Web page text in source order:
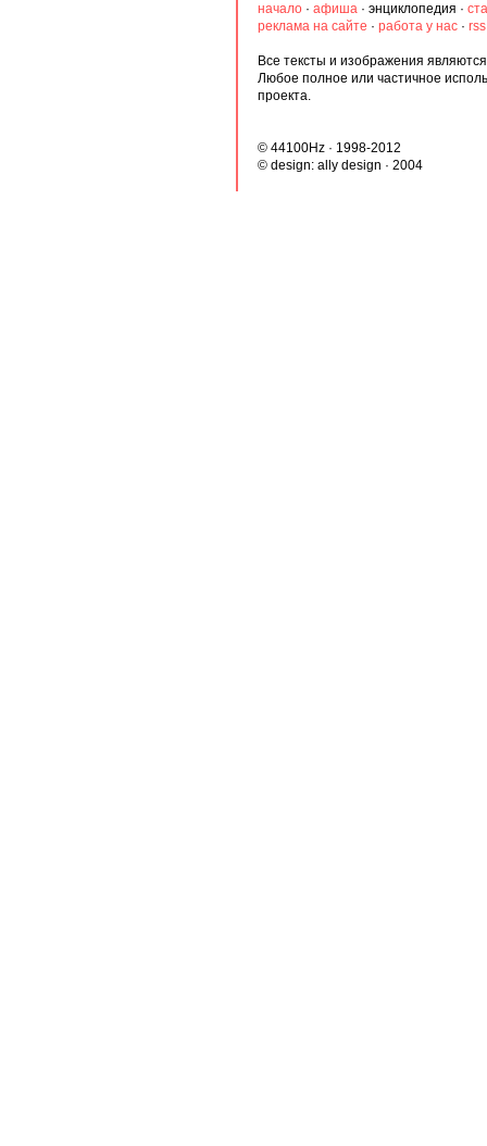
начало · афиша · энциклопедия ·
реклама на сайте · работа у нас ·
Все тексты и изображения
Любое полное или частичное
проекта.
© 44100Hz · 1998-2012
© design: ally design · 2004